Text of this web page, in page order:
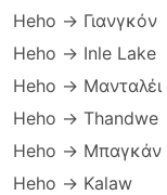
Heho → Γιανγκόν
Heho → Inle Lake
Heho → Μανταλέι
Heho → Thandwe
Heho → Μπαγκάν
Heho → Kalaw